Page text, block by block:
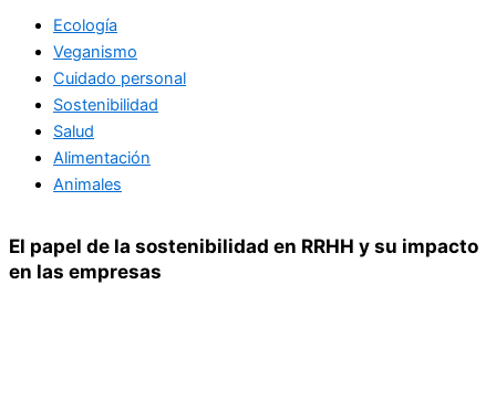
Ecología
Veganismo
Cuidado personal
Sostenibilidad
Salud
Alimentación
Animales
El papel de la sostenibilidad en RRHH y su impacto
en las empresas